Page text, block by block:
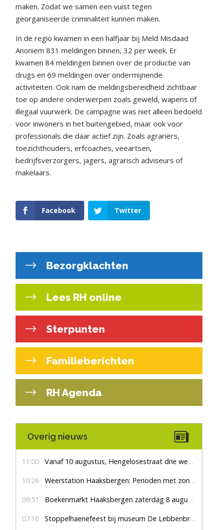
maken. Zodat we samen een vuist tegen
georganiseerde criminaliteit kunnen maken.
In de regio kwamen in een halfjaar bij Meld Misdaad
Anoniem 831 meldingen binnen, 32 per week. Er
kwamen 84 meldingen binnen over de productie van
drugs en 69 meldingen over ondermijnende
activiteiten. Ook nam de meldingsbereidheid zichtbaar
toe op andere onderwerpen zoals geweld, wapens of
illegaal vuurwerk. De campagne was niet alleen bedoeld
voor inwoners in het buitengebied, maar ook voor
professionals die daar actief zijn. Zoals agrariërs,
toezichthouders, erfcoaches, veeartsen,
bedrijfsverzorgers, jagers, agrarisch adviseurs of
makelaars.
Facebook Twitter
Bezorgklachten
Lees RH online
Sterpunten
Familieberichten
RH Agenda
Overig nieuws
11:00 Vanaf 10 augustus, Hengelosestraat drie weken dicht voor doorgaand verkeer
10:26 Weerstation Haaksbergen: Perioden met zon en droog
09:51 Boekenmarkt Haaksbergen zaterdag 8 augustus, marktplein Haaksbergen
07:16 Stoppelhaenefeest bij museum De Lebbenbrugge